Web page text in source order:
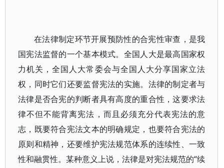
在法律制定环节开展预防性的合宪性审查，是我
国宪法监督的一个基本模式。全国人大是最高国家权
力机关，全国人大常委会与全国人大分享国家立法
权，同时它们还要监督宪法的实施。法律的制定者与
法律是否合宪的判断者具有高度的重合性，这要求法
律不但不能背离宪法，而且必须充分代表宪法的意
志，既要符合宪法文本的明确规定，也要符合宪法的
原则和精神，还要维护宪法规范体系的连续性、一致
性和融贯性。某种意义上说，法律是对宪法规范的“续